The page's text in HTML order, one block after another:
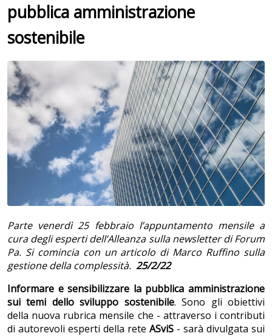
pubblica amministrazione
sostenibile
Parte venerdì 25 febbraio l’appuntamento mensile a
cura degli esperti dell’Alleanza sulla newsletter di Forum
Pa. Si comincia con un articolo di Marco Ruffino sulla
gestione della complessità. 25/2/22
Informare e sensibilizzare la pubblica amministrazione
sui temi dello sviluppo sostenibile. Sono gli obiettivi
della nuova rubrica mensile che - attraverso i contributi
di autorevoli esperti della rete ASviS - sarà divulgata sui